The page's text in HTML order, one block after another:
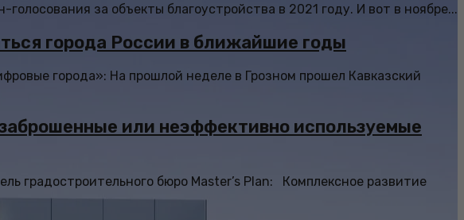
за объекты благоустройства в 2021 году. И вот в ноябре...
города России в ближайшие годы
города»: На прошлой неделе в Грозном прошел Кавказский
или неэффективно используемые
градостроительного бюро Master’s Plan: Комплексное развитие